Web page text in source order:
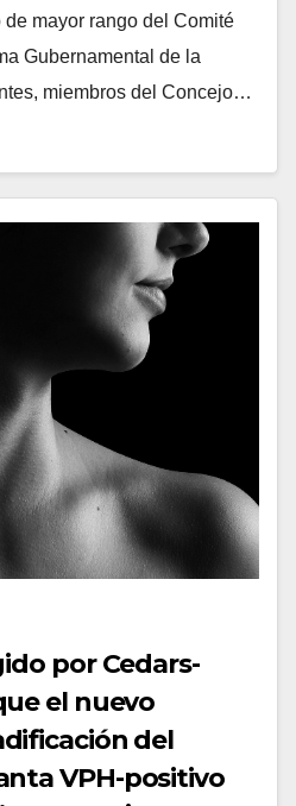
de mayor rango del Comité
Gubernamental de la
miembros del Concejo…
por Cedars-
el nuevo
del
VPH-positivo